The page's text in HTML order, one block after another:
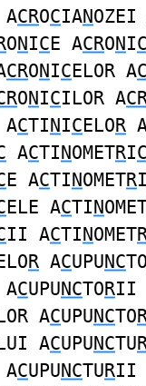
ACROCIANOZEI
ONICE ACRONIC
CRONICELOR A
ONICILOR A
ACTINICELOR
ACTINOMETRIC
E ACTINOMETRI
ELE ACTIN
II ACTINOMET
R ACUPUNCTO
CUPUNCTORII
ACUPUNCTO
ACUPUNCTU
CUPUNCTURII